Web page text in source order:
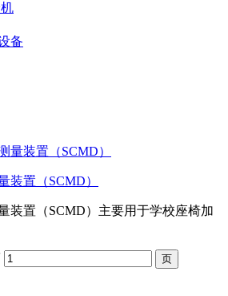
备
装置（SCMD）
装置（SCMD）主要用于学校座椅加